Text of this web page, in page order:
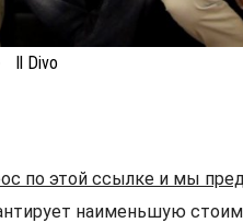
Il Divo
по этой ссылке и мы
наименьшую